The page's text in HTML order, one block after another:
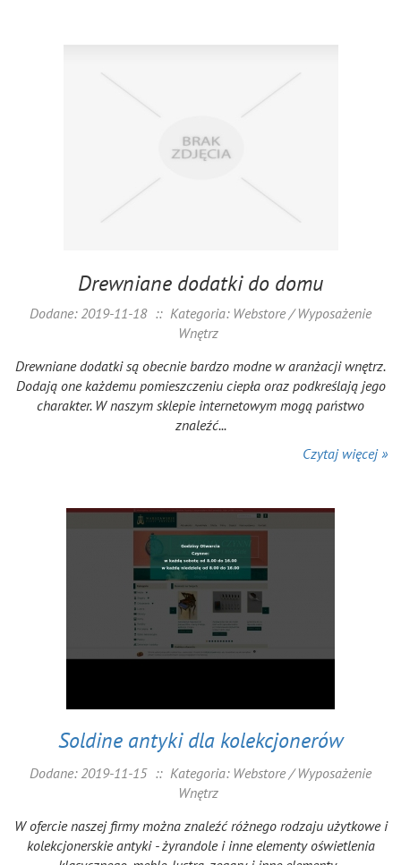
Drewniane dodatki do domu
Dodane: 2019-11-18 :: Kategoria: Webstore / Wyposażenie
Wnętrz
Drewniane dodatki są obecnie bardzo modne w aranżacji wnętrz.
Dodają one każdemu pomieszczeniu ciepła oraz podkreślają jego
charakter. W naszym sklepie internetowym mogą państwo
znaleźć...
Czytaj więcej »
Soldine antyki dla kolekcjonerów
Dodane: 2019-11-15 :: Kategoria: Webstore / Wyposażenie
Wnętrz
W ofercie naszej firmy można znaleźć różnego rodzaju użytkowe i
kolekcjonerskie antyki - żyrandole i inne elementy oświetlenia